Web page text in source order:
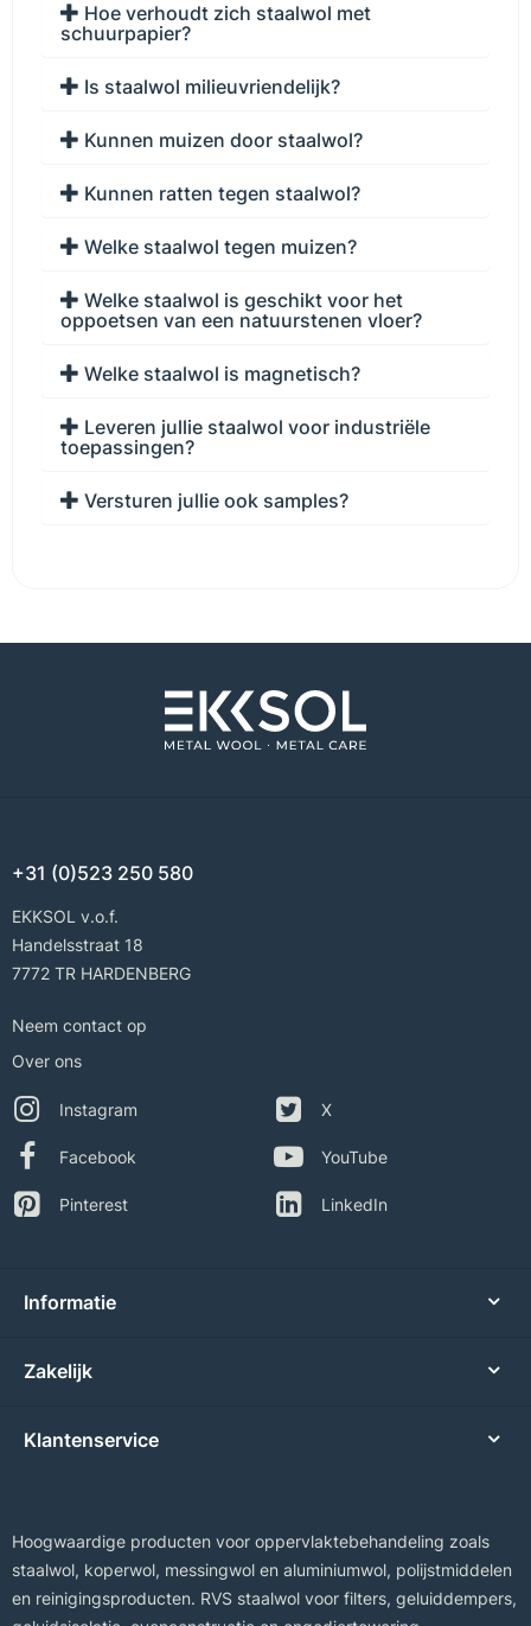
Hoe verhoudt zich staalwol met
schuurpapier?
Is staalwol milieuvriendelijk?
Kunnen muizen door staalwol?
Kunnen ratten tegen staalwol?
Welke staalwol tegen muizen?
Welke staalwol is geschikt voor het
oppoetsen van een natuurstenen vloer?
Welke staalwol is magnetisch?
Leveren jullie staalwol voor industriële
toepassingen?
Versturen jullie ook samples?
+31 (0)523 250 580
EKKSOL v.o.f.
Handelsstraat 18
7772 TR HARDENBERG
Neem contact op
Over ons
Instagram
Facebook
Pinterest
X
YouTube
LinkedIn
Informatie
Zakelijk
Klantenservice
Hoogwaardige producten voor oppervlaktebehandeling zoals
staalwol, koperwol, messingwol en aluminiumwol, polijstmiddelen
en reinigingsproducten. RVS staalwol voor filters, geluiddempers,